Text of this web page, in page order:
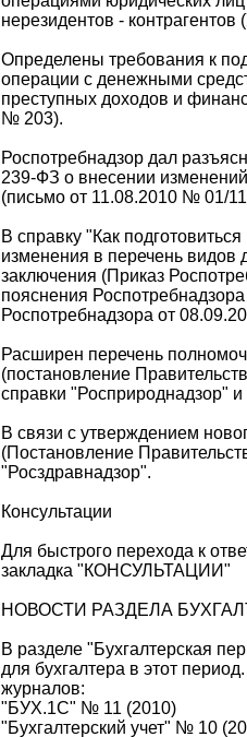
нерезидентов -
Определены требования к
операции с денежными
преступных доходов и
№ 203).
Роспотребнадзор дал
239-ФЗ о внесении
(письмо от 11.08.2010 № 01/
В справку "Как
изменения в перечень видов
заключения (Приказ
пояснения
Роспотребнадзора от
Расширен перечень
(постановление
справки "Росприроднадзор" и
В связи с утверждением
(Постановление
"Росздравнадзор".
Консультации
Для быстрого перехода к
закладка "КОНСУЛЬТАЦИИ"
НОВОСТИ РАЗДЕЛА
В разделе "Бухгалтерская
для бухгалтера в этот
журналов:
"БУХ.1С" № 11 (2010)
"Бухгалтерский учет" № 10